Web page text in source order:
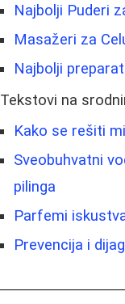
Najbolji Puderi
Masažeri za
Najbolji
Tekstovi na
Kako se rešiti
Sveobuhvatni
pilinga
Parfemi
Prevencija i